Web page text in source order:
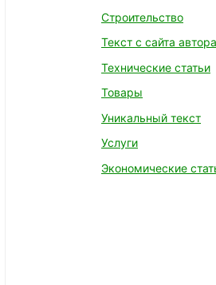
Строительство
Текст с сайта автора
Технические статьи
Товары
Уникальный текст
Услуги
Экономические